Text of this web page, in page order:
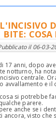
COSA
il 06-03-
17 anni, dopo
notturno, ha
centrale.
avvallamento e il
si potrebbe
parere.
anche se i
ancora, visto che